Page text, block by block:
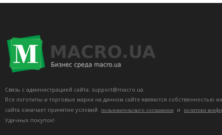
Связь с администрацией сайта: support@macro.ua.
Все логотипы и торговые марки на данном сайте являются собственностью
сайта означает принятие условий
пользовательского соглашения и политики
Удачных покупок!